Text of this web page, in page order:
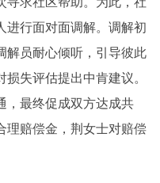
进行面对面调解。调解初
解员耐心倾听，引导彼此
失评估提出中肯建议。
，最终促成双方达成共
理赔偿金，荆女士对赔偿